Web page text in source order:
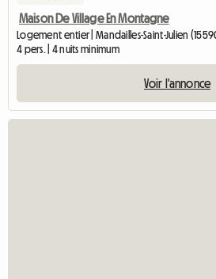
Maison De Village En Montagne
Logement entier | Mandailles-Saint-Julien
4 pers. | 4 nuits minimum
Voir l'annonce